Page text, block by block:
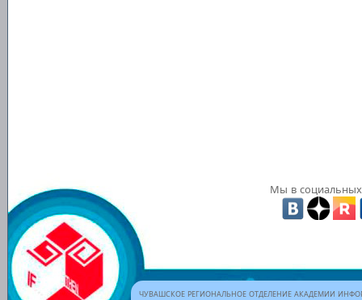
Мы в социальных
ЧУВАШСКОЕ РЕГИОНАЛЬНОЕ ОТДЕЛЕНИЕ АКАДЕМИИ